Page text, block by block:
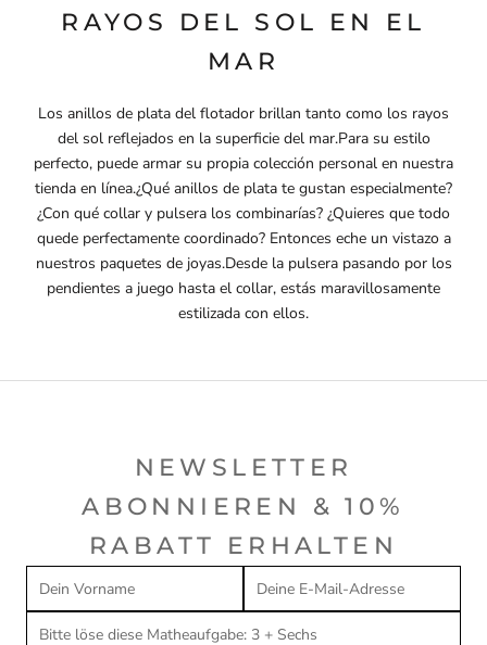
RAYOS DEL SOL EN EL
MAR
Los anillos de plata del flotador brillan tanto como los rayos
del sol reflejados en la superficie del mar.Para su estilo
perfecto, puede armar su propia colección personal en nuestra
tienda en línea.¿Qué anillos de plata te gustan especialmente?
¿Con qué collar y pulsera los combinarías? ¿Quieres que todo
quede perfectamente coordinado? Entonces eche un vistazo a
nuestros paquetes de joyas.Desde la pulsera pasando por los
pendientes a juego hasta el collar, estás maravillosamente
estilizada con ellos.
NEWSLETTER
ABONNIEREN & 10%
RABATT ERHALTEN